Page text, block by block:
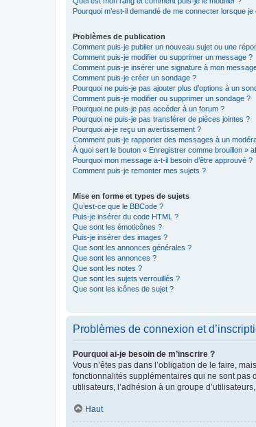
Pourquoi m’est-il demandé de me connecter lorsque
Problèmes de publication
Comment puis-je publier un nouveau sujet ou une
Comment puis-je modifier ou supprimer un message ?
Comment puis-je insérer une signature à mon
Comment puis-je créer un sondage ?
Pourquoi ne puis-je pas ajouter plus d’options à un
Comment puis-je modifier ou supprimer un sondage ?
Pourquoi ne puis-je pas accéder à un forum ?
Pourquoi ne puis-je pas transférer de pièces jointes ?
Pourquoi ai-je reçu un avertissement ?
Comment puis-je rapporter des messages à un
À quoi sert le bouton « Enregistrer comme brouillon »
Pourquoi mon message a-t-il besoin d’être approuvé ?
Comment puis-je remonter mes sujets ?
Mise en forme et types de sujets
Qu’est-ce que le BBCode ?
Puis-je insérer du code HTML ?
Que sont les émoticônes ?
Puis-je insérer des images ?
Que sont les annonces générales ?
Que sont les annonces ?
Que sont les notes ?
Que sont les sujets verrouillés ?
Que sont les icônes de sujet ?
Problèmes de connexion et
Pourquoi ai-je besoin de m’inscrire ?
Vous n’êtes pas dans l’obligation de le faire,
fonctionnalités supplémentaires qui ne sont pas
utilisateurs, l’adhésion à un groupe
Haut